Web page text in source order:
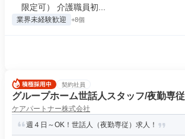
限定可） 介護職員初...
業界未経験歓迎 +8個
契約社員
グループホーム世話人スタッフ/夜勤専従
ケアパートナー株式会社
週４日～OK！世話人（夜勤専従）求人！